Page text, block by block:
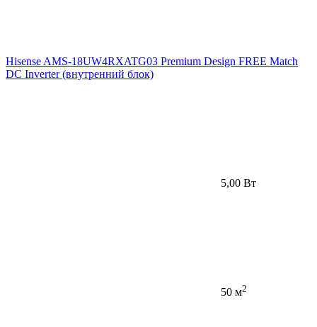
Hisense AMS-18UW4RXATG03 Premium Design FREE Match
DC Inverter (внутренний блок)
5,00 Вт
50 м2